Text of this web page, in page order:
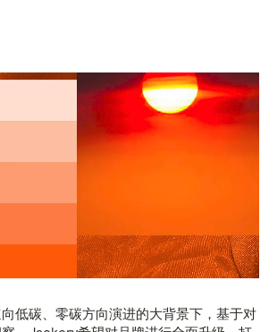
低碳、零碳方向演进的大背景下，基于对